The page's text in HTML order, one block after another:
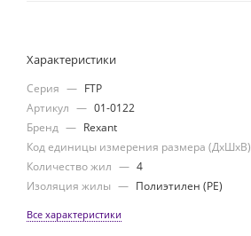
Характеристики
Серия — FTP
Артикул — 01-0122
Бренд — Rexant
Код единицы измерения размера (ДхШхВ)
Количество жил — 4
Изоляция жилы — Полиэтилен (PE)
Все характеристики